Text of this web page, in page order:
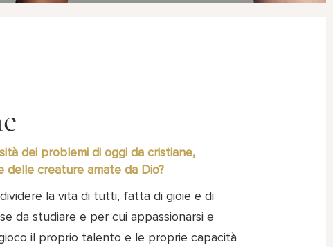
dei problemi di oggi da cristiane,
delle creature amate da Dio?
la vita di tutti, fatta di gioie e di
da studiare e per cui appassionarsi e
il proprio talento e le proprie capacità